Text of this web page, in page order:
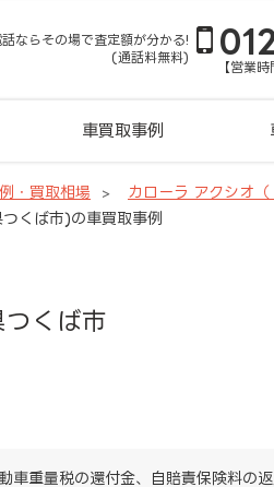
話ならその場で査定額が分かる!
(通話料無料)
【営業
車買取事例
・買取相場
カローラ アクシオ
くば市)の車買取事例
くば市
車重量税の還付金、自賠責保険料の